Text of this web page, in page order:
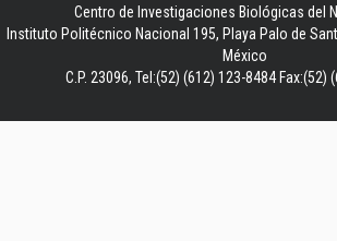
Centro de Investigaciones Biológicas del
Instituto Politécnico Nacional 195, Playa Palo de
México
C.P. 23096, Tel:(52) (612) 123-8484 Fax:(52)